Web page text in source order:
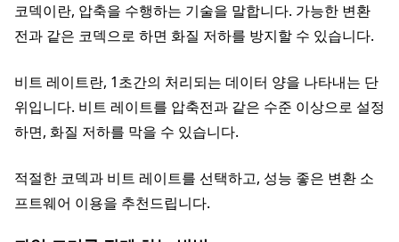
코덱이란, 압축을 수행하는 기술을 말합니다. 가능한 변환
전과 같은 코덱으로 하면 화질 저하를 방지할 수 있습니다.
비트 레이트란, 1초간의 처리되는 데이터 양을 나타내는 단
위입니다. 비트 레이트를 압축전과 같은 수준 이상으로 설정
하면, 화질 저하를 막을 수 있습니다.
적절한 코덱과 비트 레이트를 선택하고, 성능 좋은 변환 소
프트웨어 이용을 추천드립니다.